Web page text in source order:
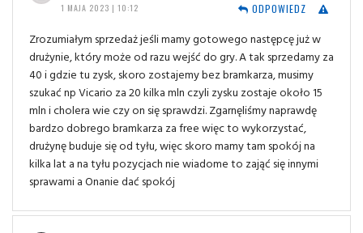
1 MAJA 2023 | 10:12
ODPOWIEDZ
Zrozumiałym sprzedaż jeśli mamy gotowego następcę już w
drużynie, który może od razu wejść do gry. A tak sprzedamy za
40 i gdzie tu zysk, skoro zostajemy bez bramkarza, musimy
szukać np Vicario za 20 kilka mln czyli zysku zostaje około 15
mln i cholera wie czy on się sprawdzi. Zgarnęliśmy naprawdę
bardzo dobrego bramkarza za free więc to wykorzystać,
drużynę buduje się od tyłu, więc skoro mamy tam spokój na
kilka lat a na tyłu pozycjach nie wiadome to zająć się innymi
sprawami a Onanie dać spokój